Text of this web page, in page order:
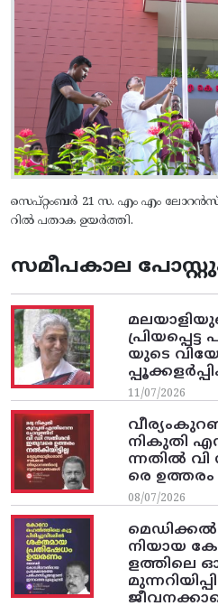
സെപ്റ്റംബർ 21 സ. എം എം
റിൽ പതാക ഉയർത്തി.
സമീപകാല
യുടെ
11/07/2026
നികുതി
ന്നതിൽ
രെ ഉത്തരം
08/07/2026
നിയായ
ളത്തിലെ